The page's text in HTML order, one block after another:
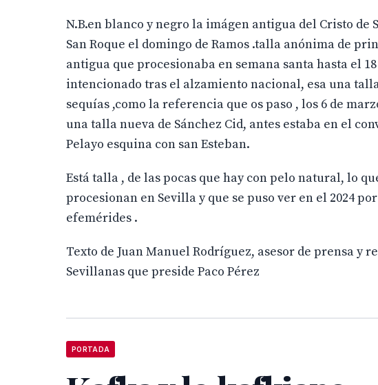
N.B.en blanco y negro la imágen antigua del Cristo
San Roque el domingo de Ramos .talla anónima de
antigua que procesionaba en semana santa hasta el
intencionado tras el alzamiento nacional, esa una
sequías ,como la referencia que os paso , los 6 de
una talla nueva de Sánchez Cid, antes estaba en el
Pelayo esquina con san Esteban.
Está talla , de las pocas que hay con pelo natural, lo
procesionan en Sevilla y que se puso ver en el 2024
efemérides .
Texto de Juan Manuel Rodríguez, asesor de prensa y
Sevillanas que preside Paco Pérez
PORTADA